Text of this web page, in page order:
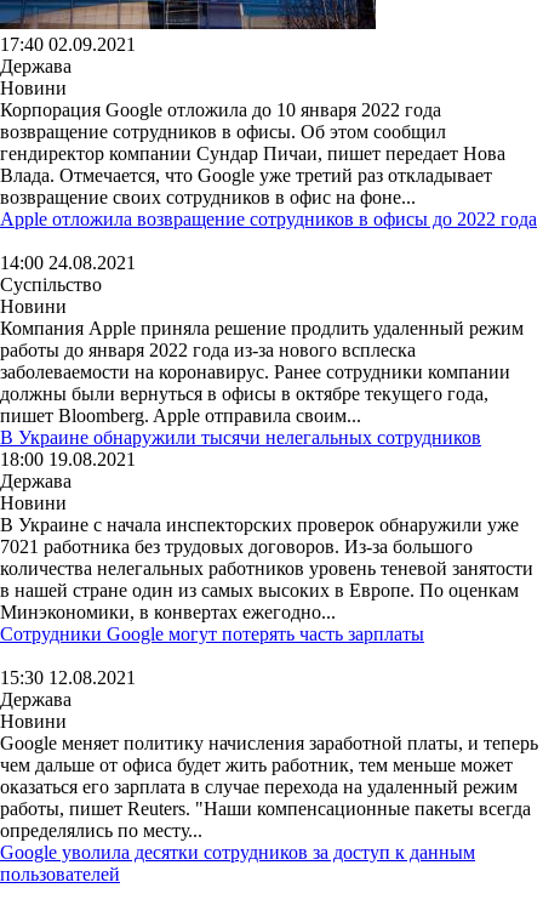
17:40 02.09.2021
Держава
Новини
Корпорация Google отложила до 10 января 2022 года
возвращение сотрудников в офисы. Об этом сообщил
гендиректор компании Сундар Пичаи, пишет передает Нова
Влада. Отмечается, что Google уже третий раз откладывает
возвращение своих сотрудников в офис на фоне...
Apple отложила возвращение сотрудников в офисы до 2022 года
14:00 24.08.2021
Суспільство
Новини
Компания Apple приняла решение продлить удаленный режим
работы до января 2022 года из-за нового всплеска
заболеваемости на коронавирус. Ранее сотрудники компании
должны были вернуться в офисы в октябре текущего года,
пишет Bloomberg. Apple отправила своим...
В Украине обнаружили тысячи нелегальных сотрудников
18:00 19.08.2021
Держава
Новини
В Украине с начала инспекторских проверок обнаружили уже
7021 работника без трудовых договоров. Из-за большого
количества нелегальных работников уровень теневой занятости
в нашей стране один из самых высоких в Европе. По оценкам
Минэкономики, в конвертах ежегодно...
Сотрудники Google могут потерять часть зарплаты
15:30 12.08.2021
Держава
Новини
Google меняет политику начисления заработной платы, и теперь
чем дальше от офиса будет жить работник, тем меньше может
оказаться его зарплата в случае перехода на удаленный режим
работы, пишет Reuters. "Наши компенсационные пакеты всегда
определялись по месту...
Google уволила десятки сотрудников за доступ к данным
пользователей